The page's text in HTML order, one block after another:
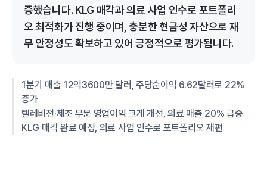
증했습니다. KLG 매각과 의료 사업 인수로 포트폴리
오 최적화가 진행 중이며, 충분한 현금성 자산으로 재
무 안정성도 확보하고 있어 긍정적으로 평가됩니다.
1분기 매출 12억3600만 달러, 주당순이익 6.62달러로 22%
증가
텔레비전·제조 부문 영업이익 크게 개선, 의료 매출 20% 급증
KLG 매각 완료 예정, 의료 사업 인수로 포트폴리오 재편